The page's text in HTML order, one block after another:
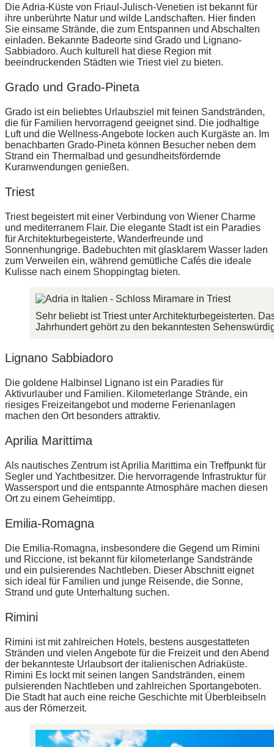
Die Adria-Küste von Friaul-Julisch-Venetien ist bekannt für
ihre unberührte Natur und wilde Landschaften. Hier finden
Sie einsame Strände, die zum Entspannen und Abschalten
einladen. Bekannte Badeorte sind Grado und Lignano-
Sabbiadoro. Auch kulturell hat diese Region mit
beeindruckenden Städten wie Triest viel zu bieten.
Grado und Grado-Pineta
Grado ist ein beliebtes Urlaubsziel mit feinen Sandstränden,
die für Familien hervorragend geeignet sind. Die jodhaltige
Luft und die Wellness-Angebote locken auch Kurgäste an. Im
benachbarten Grado-Pineta können Besucher neben dem
Strand ein Thermalbad und gesundheitsfördernde
Kuranwendungen genießen.
Triest
Triest begeistert mit einer Verbindung von Wiener Charme
und mediterranem Flair. Die elegante Stadt ist ein Paradies
für Architekturbegeisterte, Wanderfreunde und
Sonnenhungrige. Badebuchten mit glasklarem Wasser laden
zum Verweilen ein, während gemütliche Cafés die ideale
Kulisse nach einem Shoppingtag bieten.
Sehr beliebt ist Triest unter Architekturbegeisterten.
Jahrhundert gehört zu den bekanntesten
Lignano Sabbiadoro
Die goldene Halbinsel Lignano ist ein Paradies für
Aktivurlauber und Familien. Kilometerlange Strände, ein
riesiges Freizeitangebot und moderne Ferienanlagen
machen den Ort besonders attraktiv.
Aprilia Marittima
Als nautisches Zentrum ist Aprilia Marittima ein Treffpunkt für
Segler und Yachtbesitzer. Die hervorragende Infrastruktur für
Wassersport und die entspannte Atmosphäre machen diesen
Ort zu einem Geheimtipp.
Emilia-Romagna
Die Emilia-Romagna, insbesondere die Gegend um Rimini
und Riccione, ist bekannt für kilometerlange Sandstrände
und ein pulsierendes Nachtleben. Dieser Abschnitt eignet
sich ideal für Familien und junge Reisende, die Sonne,
Strand und gute Unterhaltung suchen.
Rimini
Rimini ist mit zahlreichen Hotels, bestens ausgestatteten
Stränden und vielen Angebote für die Freizeit und den Abend
der bekannteste Urlaubsort der italienischen Adriaküste.
Rimini Es lockt mit seinen langen Sandstränden, einem
pulsierenden Nachtleben und zahlreichen Sportangeboten.
Die Stadt hat auch eine reiche Geschichte mit Überbleibseln
aus der Römerzeit.